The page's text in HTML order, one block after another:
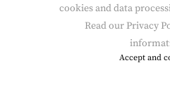
cookies and data
Read our Privacy
Accept and